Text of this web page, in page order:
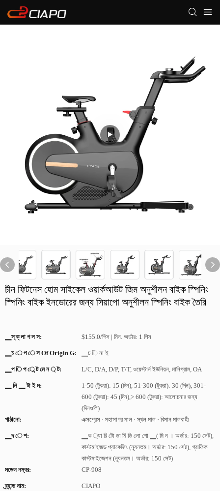
চীন ফিটনেস হোম সাইকেল ওয়ার্কআউট জিম অনুশীলন বাইক স্পিনিং
স্পিনিং বাইক ইনডোরের জন্য সিয়াপো অনুশীলন স্পিনিং বাইক তৈরি
▁স্ ক্ লা প ল স: $155.0/পিস | মিন. অর্ডার: 1 পিস
▁চ ে প ে স Of Origin G: ▁চ ি না ই
▁প ি প ে ন্ট মে ন ্ ট: L/C, D/A, D/P, T/T, ওয়েস্টার্ন ইউনিয়ন, মানিগ্রাম, OA
▁ লি ▁ টা ই ম:
1-50 (টুকরা): 15 (দিন), 51-300 (টুকরা): 30 (দিন), 301-
600 (টুকরা): 45 (দিন),> 600 (টুকরা): আলোচনার জন্য
(দিনগুলি)
পাঠানো:
এক্সপ্রেস · মহাসাগর মাল · স্থল মাল · বিমান মালবাহী
▁দ ে শ:
▁ক ্যা রি টো ডা মি ডি লো গো ▁( মি ন । অর্ডার: 150 সেট),
কাস্টমাইজড প্যাকেজিং (ন্যূনতম। অর্ডার: 150 সেট), গ্রাফিক
কাস্টমাইজেশন (ন্যূনতম। অর্ডার: 150 সেট)
মডেল নম্বর:
CP-908
ব্র্যান্ড নাম: CIAPO